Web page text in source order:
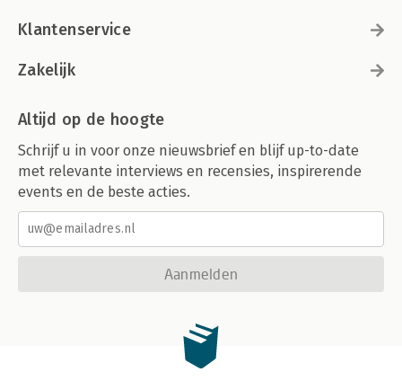
Klantenservice
Zakelijk
Altijd op de hoogte
Schrijf u in voor onze nieuwsbrief en blijf up-to-date
met relevante interviews en recensies, inspirerende
events en de beste acties.
Aanmelden